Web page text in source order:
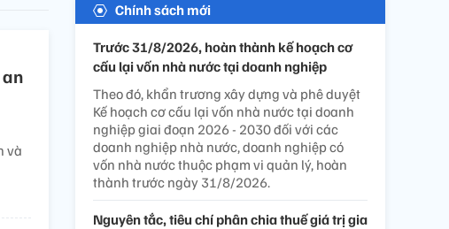
và
Chính sách mới
Trước 31/8/2026, hoàn thành kế hoạch cơ
cấu lại vốn nhà nước tại doanh nghiệp
Theo đó, khẩn trương xây dựng và phê duyệt
Kế hoạch cơ cấu lại vốn nhà nước tại doanh
nghiệp giai đoạn 2026 - 2030 đối với các
doanh nghiệp nhà nước, doanh nghiệp có
vốn nhà nước thuộc phạm vi quản lý, hoàn
thành trước ngày 31/8/2026.
Nguyên tắc, tiêu chí phân chia thuế giá trị gia